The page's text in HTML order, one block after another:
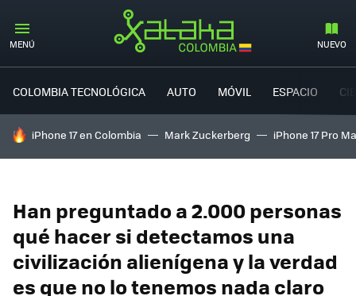
MENÚ NUEVO
COLOMBIA TECNOLÓGICA AUTO MÓVIL ESPACIO
HOY SE HABLA DE
iPhone 17 en Colombia Mark Zuckerberg iPhone 17 Pro
Han preguntado a 2.000 personas
qué hacer si detectamos una
civilización alienígena y la verdad
es que no lo tenemos nada claro